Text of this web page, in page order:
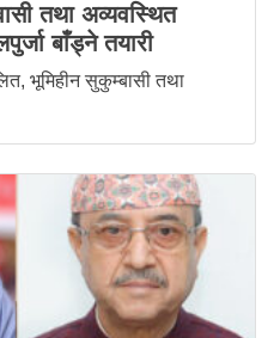
तथा अव्यवस्थित
बाँड्ने तयारी
भूमिहीन सुकुम्बासी तथा